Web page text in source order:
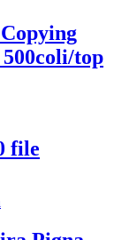
top
file